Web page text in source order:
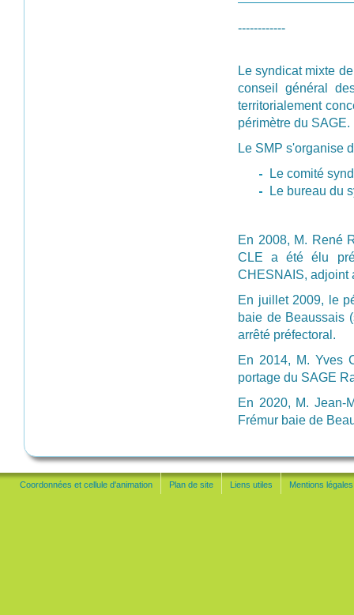
------------
Le syndicat mixte
conseil général
territorialement
périmètre du SAGE.
Le SMP s'organise
Le comité
Le bureau du
En 2008, M. René
CLE a été élu
CHESNAIS, adjoint
En juillet 2009, le
baie de Beaussais
arrêté préfectoral.
En 2014, M. Yves
portage du SAGE
En 2020, M. Jean-
Frémur baie de
Coordonnées et cellule d'animation Plan de site Liens utiles Mentions légales